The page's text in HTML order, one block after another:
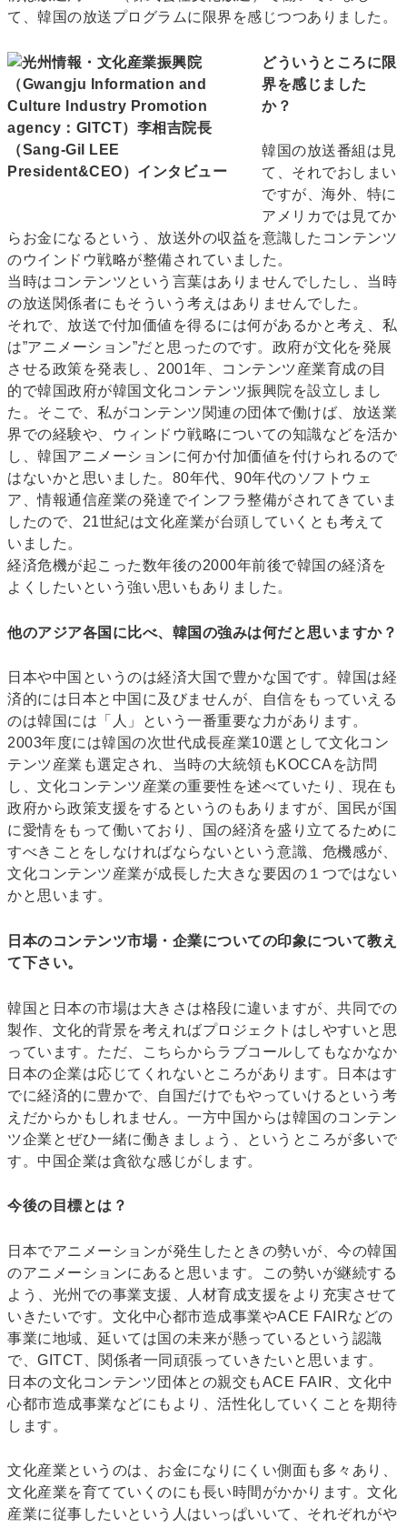
て、韓国の放送プログラムに限界を感じつつありました。
どういうところに限
界を感じました
か？
韓国の放送番組は見
て、それでおしまい
ですが、海外、特に
アメリカでは見てか
らお金になるという、放送外の収益を意識したコンテンツ
のウインドウ戦略が整備されていました。
当時はコンテンツという言葉はありませんでしたし、当時
の放送関係者にもそういう考えはありませんでした。
それで、放送で付加価値を得るには何があるかと考え、私
は”アニメーション”だと思ったのです。政府が文化を発展
させる政策を発表し、2001年、コンテンツ産業育成の目
的で韓国政府が韓国文化コンテンツ振興院を設立しまし
た。そこで、私がコンテンツ関連の団体で働けば、放送業
界での経験や、ウィンドウ戦略についての知識などを活か
し、韓国アニメーションに何か付加価値を付けられるので
はないかと思いました。80年代、90年代のソフトウェ
ア、情報通信産業の発達でインフラ整備がされてきていま
したので、21世紀は文化産業が台頭していくとも考えて
いました。
経済危機が起こった数年後の2000年前後で韓国の経済を
よくしたいという強い思いもありました。
他のアジア各国に比べ、韓国の強みは何だと思いますか？
日本や中国というのは経済大国で豊かな国です。韓国は経
済的には日本と中国に及びませんが、自信をもっていえる
のは韓国には「人」という一番重要な力があります。
2003年度には韓国の次世代成長産業10選として文化コン
テンツ産業も選定され、当時の大統領もKOCCAを訪問
し、文化コンテンツ産業の重要性を述べていたり、現在も
政府から政策支援をするというのもありますが、国民が国
に愛情をもって働いており、国の経済を盛り立てるために
すべきことをしなければならないという意識、危機感が、
文化コンテンツ産業が成長した大きな要因の１つではない
かと思います。
日本のコンテンツ市場・企業についての印象について教え
て下さい。
韓国と日本の市場は大きさは格段に違いますが、共同での
製作、文化的背景を考えればプロジェクトはしやすいと思
っています。ただ、こちらからラブコールしてもなかなか
日本の企業は応じてくれないところがあります。日本はす
でに経済的に豊かで、自国だけでもやっていけるという考
えだからかもしれません。一方中国からは韓国のコンテン
ツ企業とぜひ一緒に働きましょう、というところが多いで
す。中国企業は貪欲な感じがします。
今後の目標とは？
日本でアニメーションが発生したときの勢いが、今の韓国
のアニメーションにあると思います。この勢いが継続する
よう、光州での事業支援、人材育成支援をより充実させて
いきたいです。文化中心都市造成事業やACE FAIRなどの
事業に地域、延いては国の未来が懸っているという認識
で、GITCT、関係者一同頑張っていきたいと思います。
日本の文化コンテンツ団体との親交もACE FAIR、文化中
心都市造成事業などにもより、活性化していくことを期待
します。
文化産業というのは、お金になりにくい側面も多々あり、
文化産業を育てていくのにも長い時間がかかります。文化
産業に従事したいという人はいっぱいいて、それぞれがや